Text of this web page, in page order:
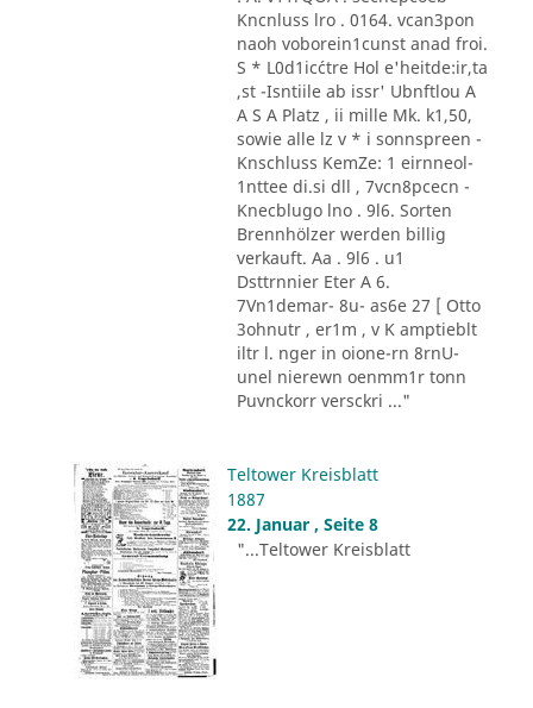
Kncnluss lro . 0164. vcan3pon
naoh voborein1cunst anad froi.
S * L0d1ic´ctre Hol e'heitde:ir,ta
,st -Isntiile ab issr' Ubnftlou A
A S A Platz , ii mille Mk. k1,50,
sowie alle lz v * i sonnspreen -
Knschluss KemZe: 1 eirnneol-
1nttee di.si dll , 7vcn8pcecn -
Knecblugo lno . 9l6. Sorten
Brennhölzer werden billig
verkauft. Aa . 9l6 . u1
Dsttrnnier Eter A 6.
7Vn1demar- 8u- as6e 27 [ Otto
3ohnutr , er1m , v K amptieblt
iltr l. nger in oione-rn 8rnU-
unel nierewn oenmm1r tonn
Puvnckorr versckri ..."
Teltower Kreisblatt
1887
22. Januar , Seite 8
"...Teltower Kreisblatt